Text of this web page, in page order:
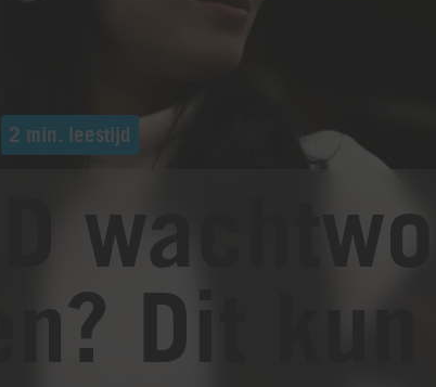
2 min. leestijd
Dit kun